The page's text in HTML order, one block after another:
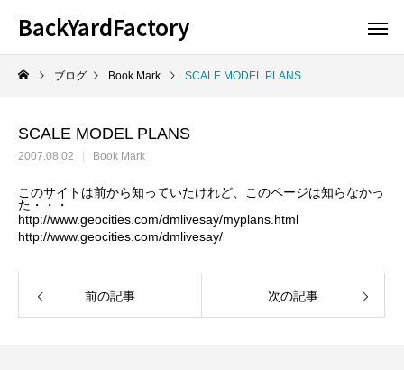
BackYardFactory
ブログ Book Mark SCALE MODEL PLANS
SCALE MODEL PLANS
2007.08.02 Book Mark
このサイトは前から知っていたけれど、このページは知らなかっ
た・・・
http://www.geocities.com/dmlivesay/myplans.html
http://www.geocities.com/dmlivesay/
前の記事 次の記事